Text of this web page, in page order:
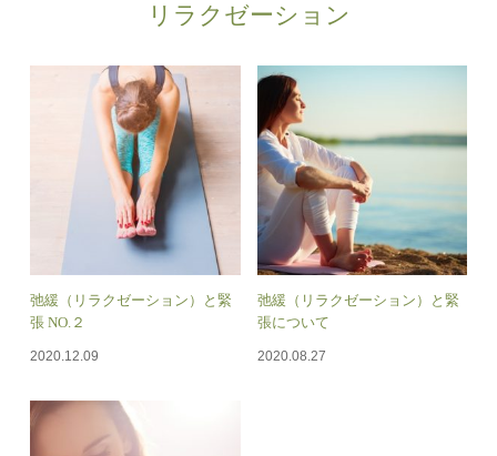
リラクゼーション
弛緩（リラクゼーション）と緊
張 NO.２
2020.12.09
弛緩（リラクゼーション）と緊
張について
2020.08.27